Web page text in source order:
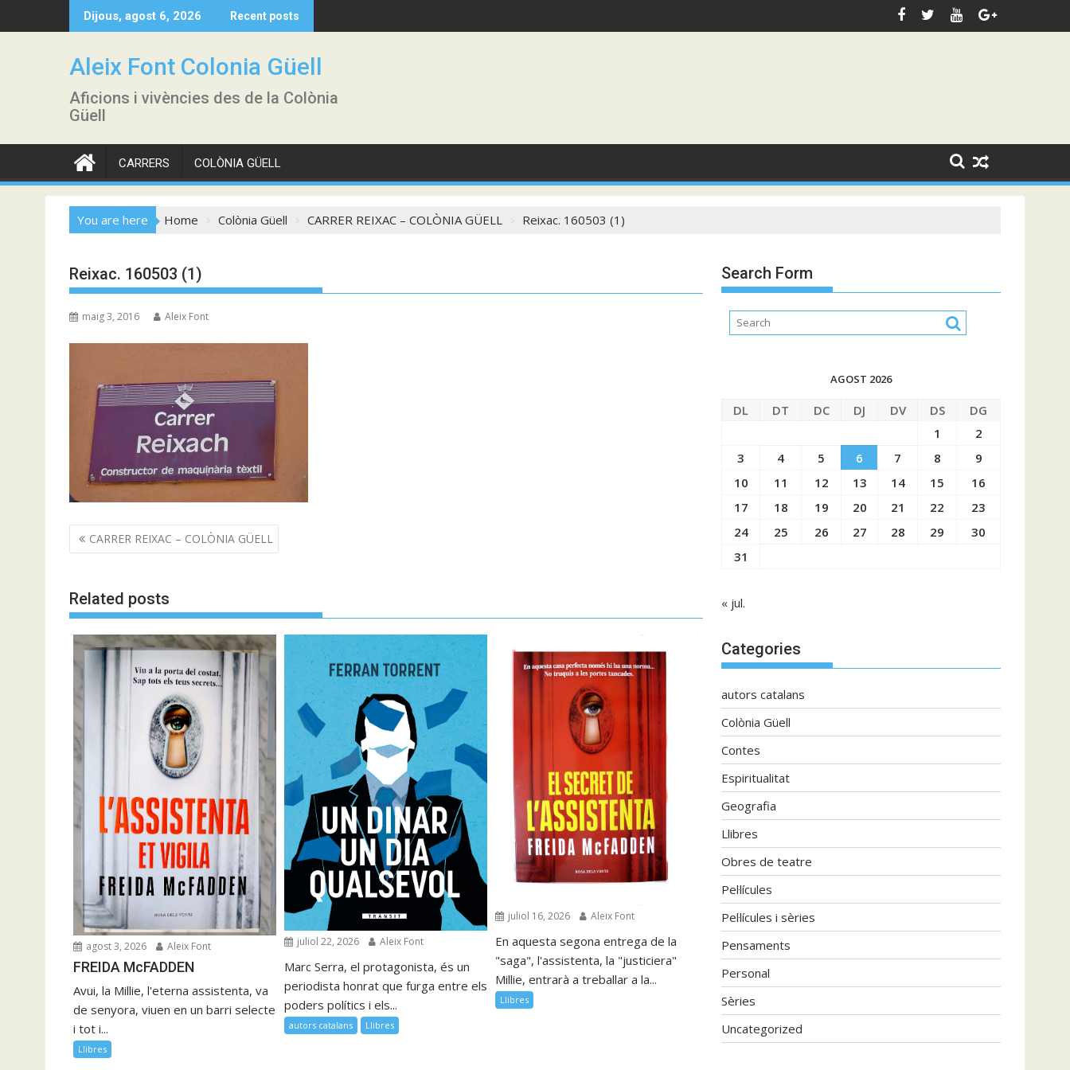
to
Dijous, agost 6, 2026 Recent posts
Aleix Font Colonia Güell
Aficions i vivències des de la Colònia
Güell
CARRERS COLÒNIA GÜELL
You are here Home Colònia Güell CARRER REIXAC – COLÒNIA GÜELL Reixac. 160503 (1)
Reixac. 160503 (1)
maig 3, 2016 Aleix Font
Navegació
d'entrades
CARRER REIXAC – COLÒNIA GÜELL
Related posts
agost 3, 2026 Aleix Font
FREIDA McFADDEN
Avui, la Millie, l'eterna assistenta, va
de senyora, viuen en un barri selecte
i tot i...
Llibres
juliol 22, 2026 Aleix Font
Marc Serra, el protagonista, és un
periodista honrat que furga entre els
poders polítics i els...
autors catalans Llibres
juliol 16, 2026 Aleix Font
En aquesta segona entrega de la
"saga", l'assistenta, la "justiciera"
Millie, entrarà a treballar a la...
Llibres
Search Form
AGOST 2026
DL DT DC DJ DV DS
DG
1
2
3
4 5 6 7 8
9
10
11 12 13 14 15
16
17
18 19 20 21 22
23
24
25 26 27 28 29
30
31
« jul.
Categories
autors catalans
Colònia Güell
Contes
Espiritualitat
Geografia
Llibres
Obres de teatre
Pel·lícules
Pel·lícules i sèries
Pensaments
Personal
Sèries
Uncategorized